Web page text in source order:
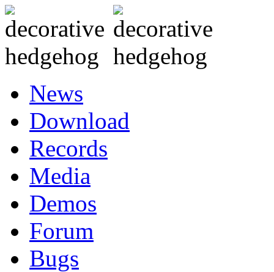
News
Download
Records
Media
Demos
Forum
Bugs